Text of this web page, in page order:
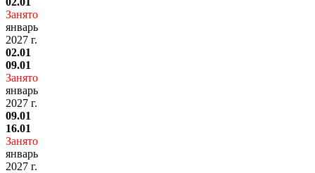
Занято
январь
2027 г.
02.01
09.01
Занято
январь
2027 г.
09.01
16.01
Занято
январь
2027 г.